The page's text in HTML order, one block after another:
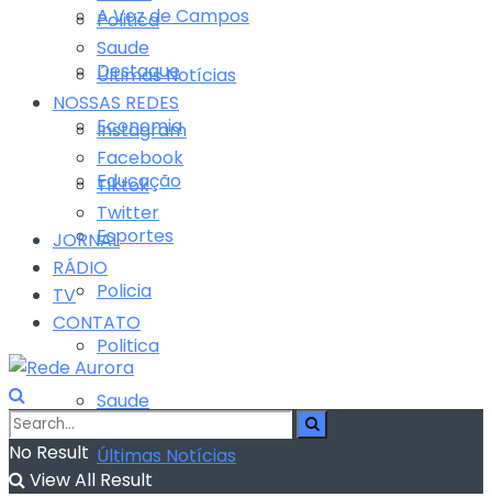
A Voz de Campos
Destaque
Economia
Educação
Esportes
Policia
Politica
Saude
Últimas Notícias
Politica
Saude
Últimas Notícias
NOSSAS REDES
Instagram
Facebook
Tiktok
Twitter
JORNAL
RÁDIO
TV
CONTATO
No Result
View All Result